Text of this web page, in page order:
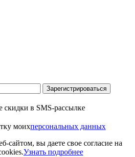
Зарегистрироваться
скидки в SMS-рассылке
моихперсональных данных
сайтом, вы даете свое согласие на
Узнать подробнее